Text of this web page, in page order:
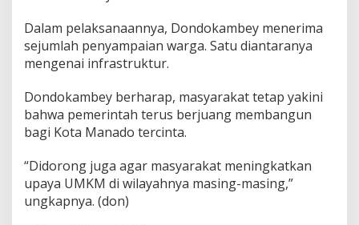
P
e
r
k
m
i
l
Dalam pelaksanaannya, Dondokambey menerima
sejumlah penyampaian warga. Satu diantaranya
mengenai infrastruktur.
Dondokambey berharap, masyarakat tetap yakini
bahwa pemerintah terus berjuang membangun
bagi Kota Manado tercinta.
“Didorong juga agar masyarakat meningkatkan
upaya UMKM di wilayahnya masing-masing,”
ungkapnya. (don)